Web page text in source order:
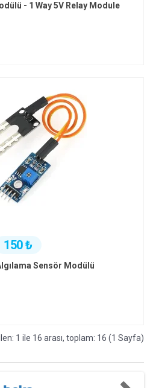
- 1 Way 5V Relay Module
150 ₺
Sensör Modülü
1 ile 16 arası, toplam: 16 (1 Sayfa)